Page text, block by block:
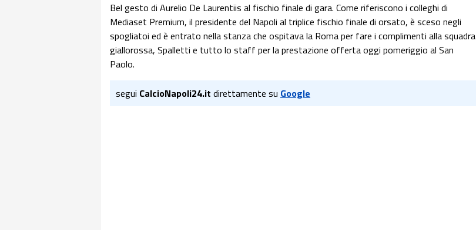
Bel gesto di Aurelio De Laurentiis al fischio finale di gara. Come riferiscono i colleghi di
Mediaset Premium, il presidente del Napoli al triplice fischio finale di orsato, è sceso negli
spogliatoi ed è entrato nella stanza che ospitava la Roma per fare i complimenti alla squadra
giallorossa, Spalletti e tutto lo staff per la prestazione offerta oggi pomeriggio al San
Paolo.
segui CalcioNapoli24.it direttamente su Google